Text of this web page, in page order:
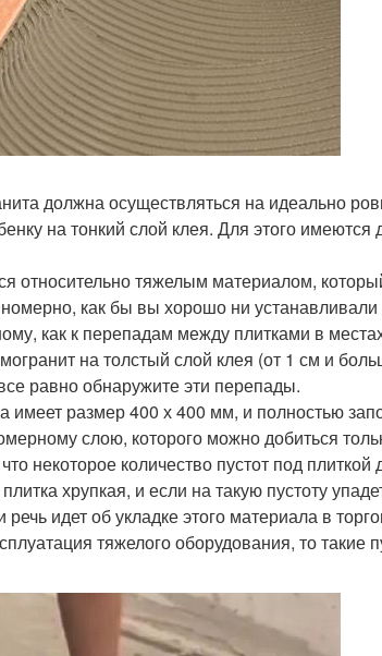
должна осуществляться на идеально
на тонкий слой клея. Для этого имеются
относительно тяжелым материалом,
как бы вы хорошо ни устанавливали
как к перепадам между плитками в
на толстый слой клея (от 1 см и
равно обнаружите эти перепады.
имеет размер 400 х 400 мм, и полностью
слою, которого можно добиться
некоторое количество пустот под плиткой
хрупкая, и если на такую пустоту
идет об укладке этого материала в
тяжелого оборудования, то такие